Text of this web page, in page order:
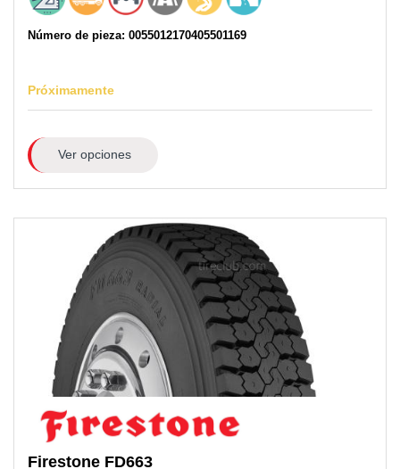
Número de pieza: 0055012170405501169
Próximamente
Ver opciones
Firestone FD663